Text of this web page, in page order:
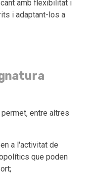
amb flexibilitat i
i adaptant-los a
entre altres
a l'activitat de
que poden